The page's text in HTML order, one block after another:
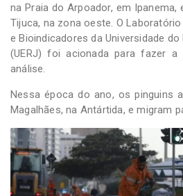
na Praia do Arpoador, em
Tijuca, na zona oeste. O
e Bioindicadores da Universidade
(UERJ) foi acionada para fazer
análise.
Nessa época do ano, os pinguins
Magalhães, na Antártida, e migram